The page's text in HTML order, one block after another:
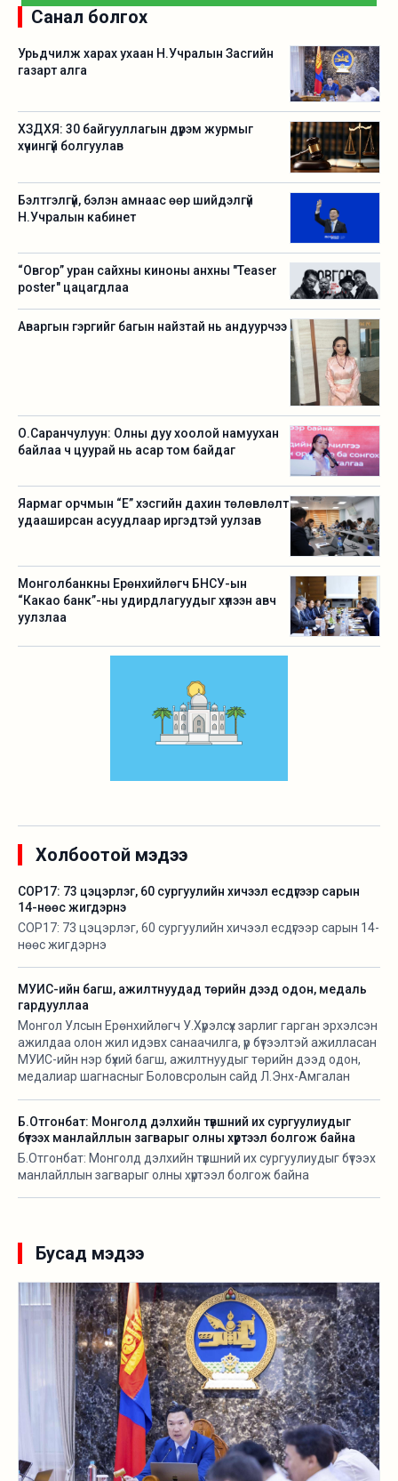
Санал болгох
Урьдчилж харах ухаан Н.Учралын Засгийн
газарт алга
ХЗДХЯ: 30 байгууллагын дүрэм журмыг
хүчингүй болгуулав
Бэлтгэлгүй, бэлэн амнаас өөр шийдэлгүй
Н.Учралын кабинет
“Овгор” уран сайхны киноны анхны "Teaser
poster" цацагдлаа
Аваргын гэргийг багын найзтай нь андуурчээ
О.Саранчулуун: Олны дуу хоолой намуухан
байлаа ч цуурай нь асар том байдаг
Яармаг орчмын “Е” хэсгийн дахин төлөвлөлт
удааширсан асуудлаар иргэдтэй уулзав
Монголбанкны Ерөнхийлөгч БНСУ-ын
“Какао банк”-ны удирдлагуудыг хүлээн авч
уулзлаа
Холбоотой мэдээ
COP17: 73 цэцэрлэг, 60 сургуулийн хичээл есдүгээр сарын
14-нөөс жигдэрнэ
COP17: 73 цэцэрлэг, 60 сургуулийн хичээл есдүгээр сарын 14-
нөөс жигдэрнэ
МУИС-ийн багш, ажилтнуудад төрийн дээд одон, медаль
гардууллаа
Монгол Улсын Ерөнхийлөгч У.Хүрэлсүх зарлиг гарган эрхэлсэн
ажилдаа олон жил идэвх санаачилга, үр бүтээлтэй ажилласан
МУИС-ийн нэр бүхий багш, ажилтнуудыг төрийн дээд одон,
медалиар шагнасныг Боловсролын сайд Л.Энх-Амгалан
Б.Отгонбат: Монголд дэлхийн түвшний их сургуулиудыг
бүтээх манлайллын загварыг олны хүртээл болгож байна
Б.Отгонбат: Монголд дэлхийн түвшний их сургуулиудыг бүтээх
манлайллын загварыг олны хүртээл болгож байна
Бусад мэдээ